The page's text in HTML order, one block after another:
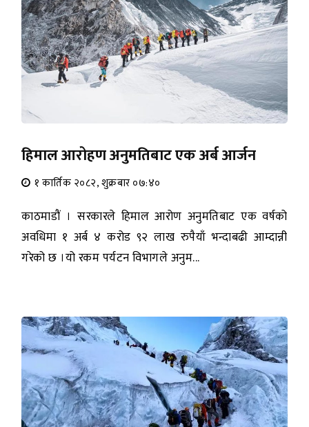
हिमाल आरोहण अनुमतिबाट एक अर्ब आर्जन
१ कार्तिक २०८२, शुक्रबार ०७:४०
काठमाडौं । सरकारले हिमाल आरोण अनुमतिबाट एक वर्षको
अवधिमा १ अर्ब ४ करोड ९२ लाख रुपैयाँ भन्दाबढी आम्दान्नी
गरेको छ ।यो रकम पर्यटन विभागले अनुम...